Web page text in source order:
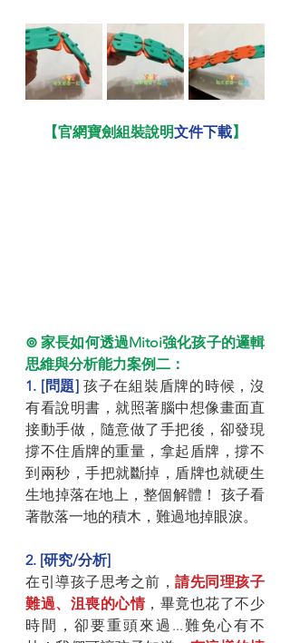
【官網寶劍組裝說明文件下載】
⊚ 家長如何透過Mitoi強化孩子的邏輯
思維與分析能力案例二：
1. [問題] 孩子在組裝盾牌的時候，沒
有看說明書，就照著腦中想像畫面直
接動手做，隨意做了手把後，卻發現
撐不住盾牌的重量，拿起盾牌，撐不
到兩秒，手把就斷掉，盾牌也就硬生
生地掉落在地上，整個解體！ 孩子看
著散落一地的積木，難過地掉眼淚。
2. [研究/分析]
在引導孩子思考之前，請先同理孩子
難過、沮喪的心情，畢竟也花了不少
時間，卻要重頭來過...難免心有不